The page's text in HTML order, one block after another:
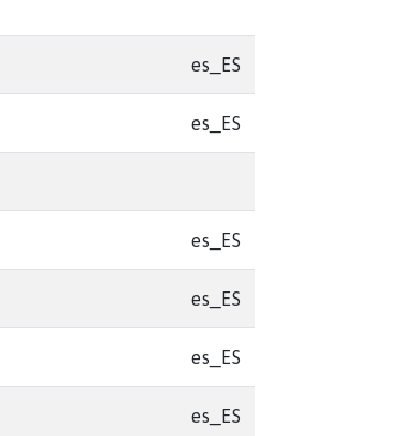
es_ES
es_ES
es_ES
es_ES
es_ES
es_ES